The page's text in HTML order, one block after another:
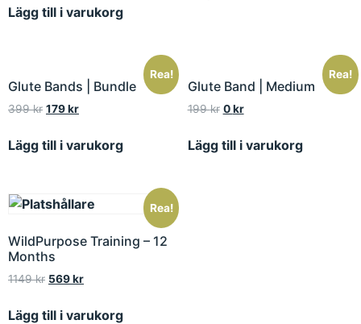
Lägg till i varukorg
Rea!
Glute Bands | Bundle
399kr 179kr
Lägg till i varukorg
Rea!
Glute Band | Medium
199kr 0kr
Lägg till i varukorg
Rea!
WildPurpose Training – 12
Months
1149kr 569kr
Lägg till i varukorg